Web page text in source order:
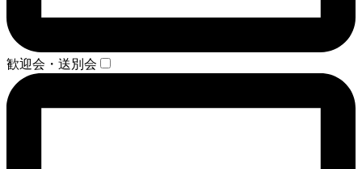
歓迎会・送別会